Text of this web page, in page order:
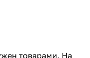
товарами. На